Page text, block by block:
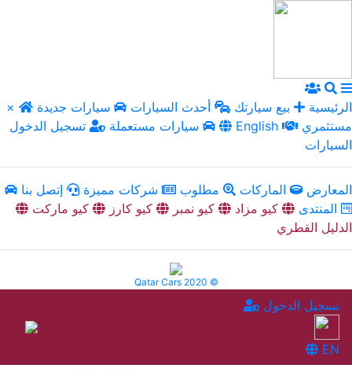
× الرئيسية بيع سيارتك أحدث السيارات
سيارات جديدة
سيارات مستعملة
تسجيل الدخول English
السيارات
المعارض الماركات مطلوب شركات مميزة
إتصل بنا
المنتدى
كيو مزاد كيو نمبر كيو كارز
كيو ماركت
الدليل القطري
Qatar Cars 2020 ©
تسجيل الدخول
EN